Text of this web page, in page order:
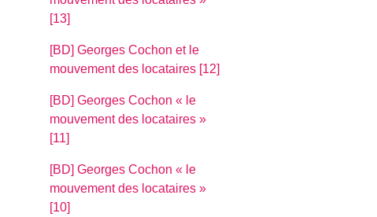
[13]
[BD] Georges Cochon et le
mouvement des locataires [12]
[BD] Georges Cochon « le
mouvement des locataires »
[11]
[BD] Georges Cochon « le
mouvement des locataires »
[10]